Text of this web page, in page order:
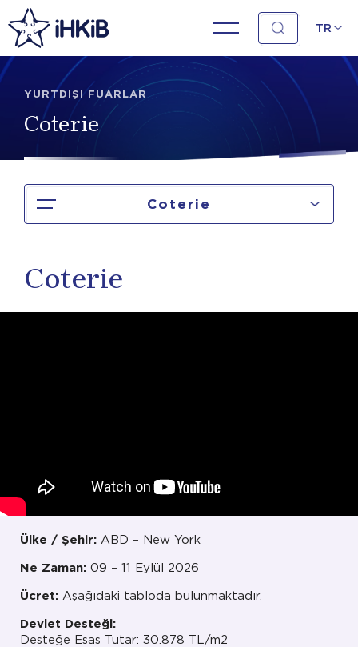
TR
YURTDIŞI FUARLAR
Coterie
Coterie
Coterie
Ülke / Şehir: ABD – New York
Ne Zaman: 09 – 11 Eylül 2026
Ücret: Aşağıdaki tabloda bulunmaktadır.
Devlet Desteği:
Desteğe Esas Tutar: 30.878 TL/m2